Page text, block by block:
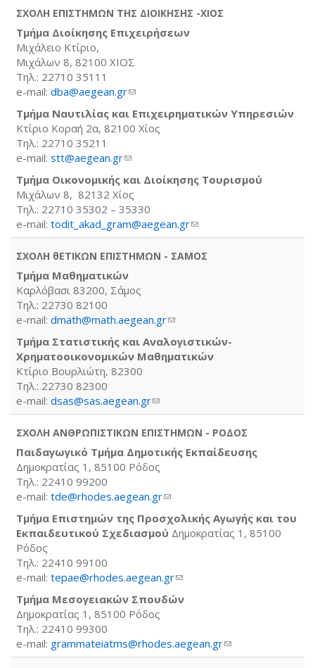
ΣΧΟΛΗ ΕΠΙΣΤΗΜΩΝ ΤΗΣ ΔΙΟΙΚΗΣΗΣ -ΧΙΟΣ
Τμήμα Διοίκησης Επιχειρήσεων
Μιχάλειο Κτίριο,
Μιχάλων 8, 82100 ΧΙΟΣ
Τηλ.: 22710 35111
e-mail: dba@aegean.gr(link sends e-mail)
Τμήμα Ναυτιλίας και Επιχειρηματικών Υπηρεσιών
Κτίριο Κοραή 2α, 82100 Χίος
Τηλ.: 22710 35211
e-mail: stt@aegean.gr(link sends e-mail)
Τμήμα Οικονομικής και Διοίκησης Τουρισμού
Μιχάλων 8, 82132 Χίος
Τηλ.: 22710 35302 – 35330
e-mail: todit_akad_gram@aegean.gr(link sends e-mail)
ΣΧΟΛΗ θΕΤΙΚΩΝ ΕΠΙΣΤΗΜΩΝ - ΣΑΜΟΣ
Τμήμα Μαθηματικών
Καρλόβασι 83200, Σάμος
Τηλ.: 22730 82100
e-mail: dmath@math.aegean.gr(link sends e-mail)
Τμήμα Στατιστικής και Αναλογιστικών-
Χρηματοοικονομικών Μαθηματικών
Κτίριο Βουρλιώτη, 82300
Τηλ.: 22730 82300
e-mail: dsas@sas.aegean.gr(link sends e-mail)
ΣΧΟΛΗ ΑΝΘΡΩΠΙΣΤΙΚΩΝ ΕΠΙΣΤΗΜΩΝ - ΡΟΔΟΣ
Παιδαγωγικό Τμήμα Δημοτικής Εκπαίδευσης
Δημοκρατίας 1, 85100 Ρόδος
Τηλ.: 22410 99200
e-mail: tde@rhodes.aegean.gr(link sends e-mail)
Τμήμα Επιστημών της Προσχολικής Αγωγής και του
Εκπαιδευτικού Σχεδιασμού Δημοκρατίας 1, 85100
Ρόδος
Τηλ.: 22410 99100
e-mail: tepae@rhodes.aegean.gr(link sends e-mail)
Τμήμα Μεσογειακών Σπουδών
Δημοκρατίας 1, 85100 Ρόδος
Τηλ.: 22410 99300
e-mail: grammateiatms@rhodes.aegean.gr(link sends e-
mail)